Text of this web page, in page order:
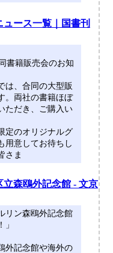
ュース一覧｜国書刊
書籍販売会のお知
は、合同の大型販
。両社の書籍ほぼ
ただき、ご購入い
定のオリジナルグ
用意してお待ちし
さま
立森鴎外記念館 - 文京
リン森鴎外記念館
外記念館や海外の